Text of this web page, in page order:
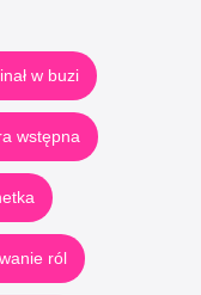
w buzi
wstępna
ról